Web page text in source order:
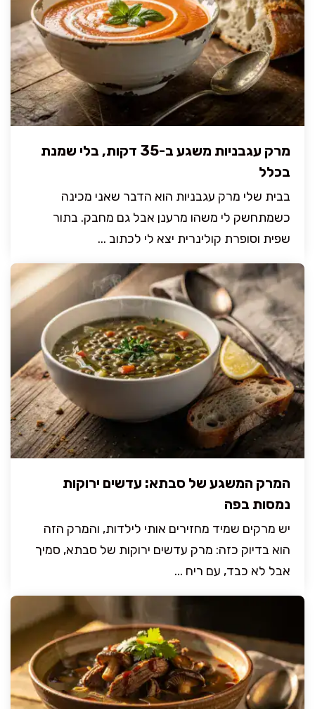
מרק עגבניות משגע ב-35 דקות, בלי שמנת
בכלל
בבית שלי מרק עגבניות הוא הדבר שאני מכינה
כשמתחשק לי משהו מרענן אבל גם מחבק. בתור
שפית וסופרת קולינרית יצא לי לכתוב ...
המרק המשגע של סבתא: עדשים ירוקות
נמסות בפה
יש מרקים שמיד מחזירים אותי לילדות, והמרק הזה
הוא בדיוק כזה: מרק עדשים ירוקות של סבתא, סמיך
אבל לא כבד, עם ריח ...